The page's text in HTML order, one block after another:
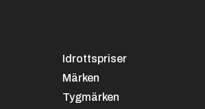
Max file size: 5 MB
Permitted file types: jpg
Idrottspriser
Märken
Tygmärken